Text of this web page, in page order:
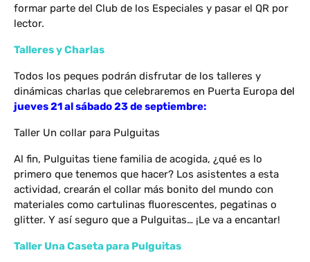
formar parte del Club de los Especiales y pasar el QR por
lector.
Talleres y Charlas
Todos los peques podrán disfrutar de los talleres y
dinámicas charlas que celebraremos en Puerta Europa del
jueves 21 al sábado 23 de septiembre:
Taller Un collar para Pulguitas
Al fin, Pulguitas tiene familia de acogida, ¿qué es lo
primero que tenemos que hacer? Los asistentes a esta
actividad, crearán el collar más bonito del mundo con
materiales como cartulinas fluorescentes, pegatinas o
glitter. Y así seguro que a Pulguitas… ¡Le va a encantar!
Taller Una Caseta para Pulguitas